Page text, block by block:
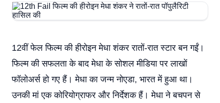
12वीं फेल फिल्म की हीरोइन मेधा शंकर रातों-रात स्टार बन गईं।
फिल्म की सफलता के बाद मेधा के सोशल मीडिया पर लाखों
फॉलोअर्स हो गए हैं। मेधा का जन्म नोएडा, भारत में हुआ था।
उनकी मां एक कोरियोग्राफर और निर्देशक हैं। मेधा ने बचपन से